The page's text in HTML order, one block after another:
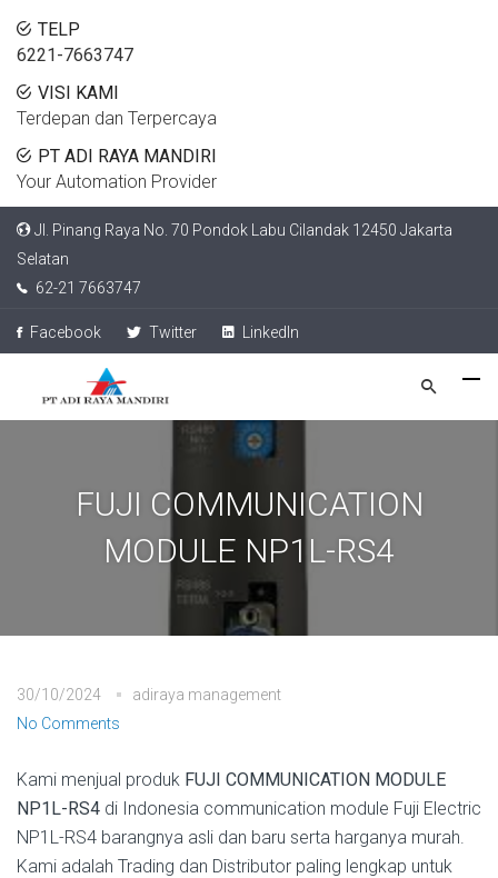
TELP
6221-7663747
VISI KAMI
Terdepan dan Terpercaya
PT ADI RAYA MANDIRI
Your Automation Provider
Jl. Pinang Raya No. 70 Pondok Labu Cilandak 12450 Jakarta
Selatan
62-21 7663747
Facebook Twitter LinkedIn
FUJI COMMUNICATION
MODULE NP1L-RS4
30/10/2024
adiraya management
No Comments
Kami menjual produk FUJI COMMUNICATION MODULE
NP1L-RS4 di Indonesia communication module Fuji Electric
NP1L-RS4 barangnya asli dan baru serta harganya murah.
Kami adalah Trading dan Distributor paling lengkap untuk